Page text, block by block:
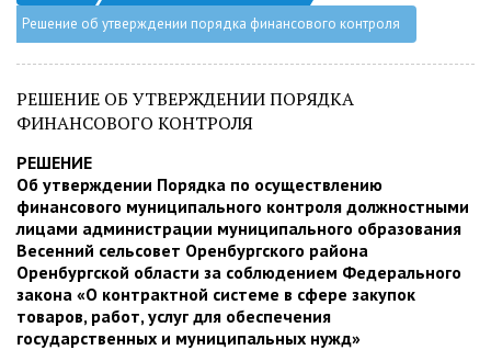
Решение об утверждении порядка финансового контроля
РЕШЕНИЕ ОБ УТВЕРЖДЕНИИ ПОРЯДКА
ФИНАНСОВОГО КОНТРОЛЯ
РЕШЕНИЕ
Об утверждении Порядка по осуществлению
финансового муниципального контроля должностными
лицами администрации муниципального образования
Весенний сельсовет Оренбургского района
Оренбургской области за соблюдением Федерального
закона «О контрактной системе в сфере закупок
товаров, работ, услуг для обеспечения
государственных и муниципальных нужд»